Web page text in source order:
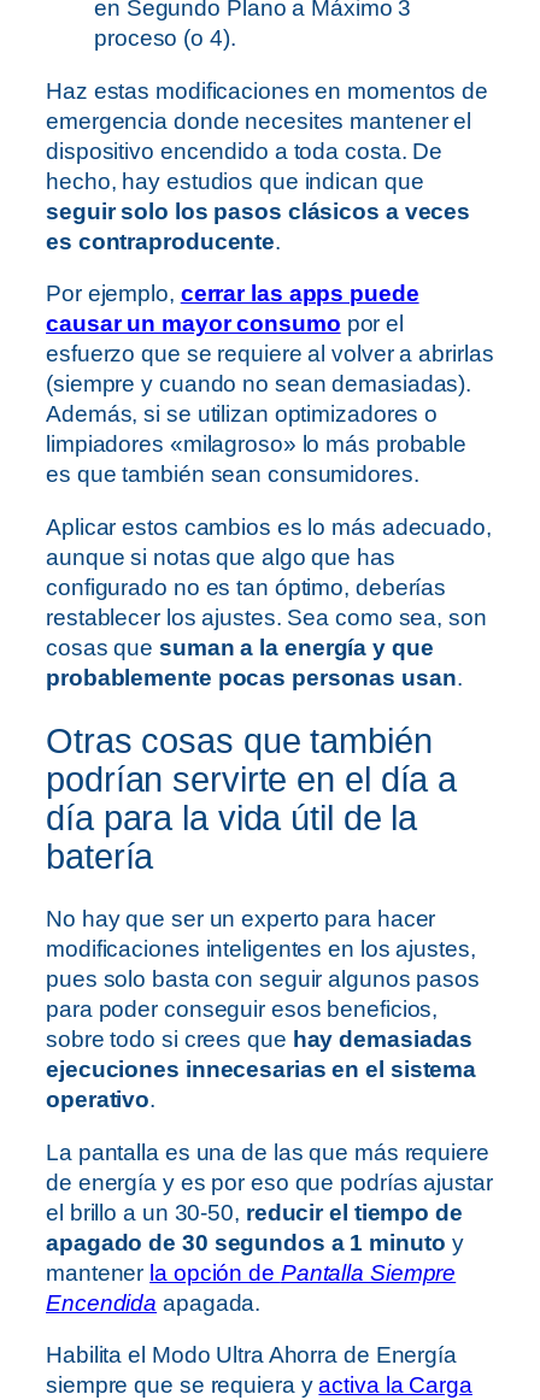
en Segundo Plano a Máximo 3
proceso (o 4).
Haz estas modificaciones en momentos de
emergencia donde necesites mantener el
dispositivo encendido a toda costa. De
hecho, hay estudios que indican que
seguir solo los pasos clásicos a veces
es contraproducente.
Por ejemplo, cerrar las apps puede
causar un mayor consumo por el
esfuerzo que se requiere al volver a abrirlas
(siempre y cuando no sean demasiadas).
Además, si se utilizan optimizadores o
limpiadores «milagroso» lo más probable
es que también sean consumidores.
Aplicar estos cambios es lo más adecuado,
aunque si notas que algo que has
configurado no es tan óptimo, deberías
restablecer los ajustes. Sea como sea, son
cosas quesuman a la energía y que
probablemente pocas personas usan.
Otras cosas que también
podrían servirte en el día a
día para la vida útil de la
batería
No hay que ser un experto para hacer
modificaciones inteligentes en los ajustes,
pues solo basta con seguir algunos pasos
para poder conseguir esos beneficios,
sobre todo si crees que hay demasiadas
ejecuciones innecesarias en el sistema
operativo.
La pantalla es una de las que más requiere
de energía y es por eso que podrías ajustar
el brillo a un 30-50, reducir el tiempo de
apagado de 30 segundos a 1 minuto y
mantener la opción de Pantalla Siempre
Encendida apagada.
Habilita el Modo Ultra Ahorra de Energía
siempre que se requiera yactiva la Carga